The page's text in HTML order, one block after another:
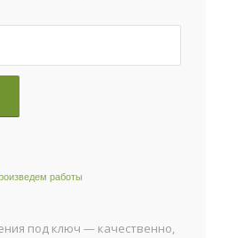
работы
под ключ — качественно,